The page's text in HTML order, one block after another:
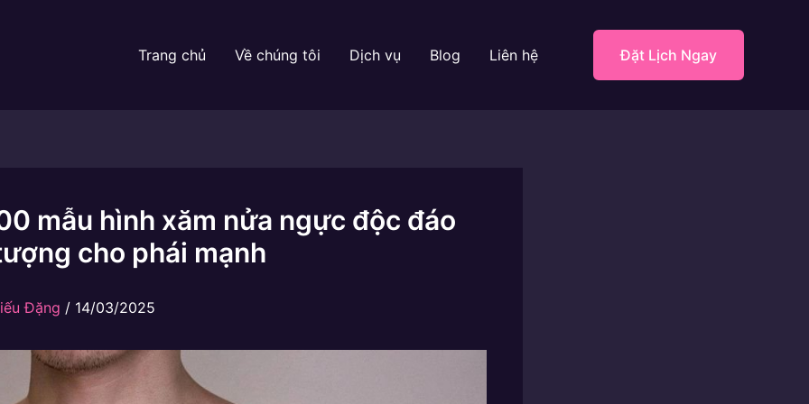
Trang chủ Về chúng tôi Dịch vụ Blog Liên hệ Đặt Lịch Ngay
mẫu hình xăm nửa ngực độc đáo
cho phái mạnh
Đặng / 14/03/2025